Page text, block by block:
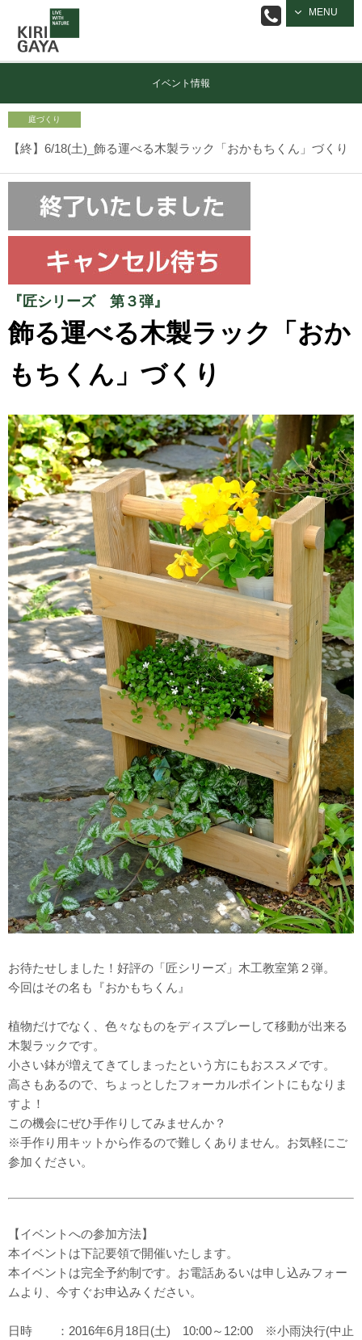
MENU
逗子の工務店
｜キリガヤ
イベント情報
庭づくり
【終】6/18(土)_飾る運べる木製ラック「おかもちくん」づくり
『匠シリーズ 第３弾』
飾る運べる木製ラック「おか
もちくん」づくり
お待たせしました！好評の「匠シリーズ」木工教室第２弾。
今回はその名も『おかもちくん』
植物だけでなく、色々なものをディスプレーして移動が出来る
木製ラックです。
小さい鉢が増えてきてしまったという方にもおススメです。
高さもあるので、ちょっとしたフォーカルポイントにもなりま
すよ！
この機会にぜひ手作りしてみませんか？
※手作り用キットから作るので難しくありません。お気軽にご
参加ください。
【イベントへの参加方法】
本イベントは下記要領で開催いたします。
本イベントは完全予約制です。お電話あるいは申し込みフォー
ムより、今すぐお申込みください。
日時 ：2016年6月18日(土) 10:00～12:00 ※小雨決行(中止